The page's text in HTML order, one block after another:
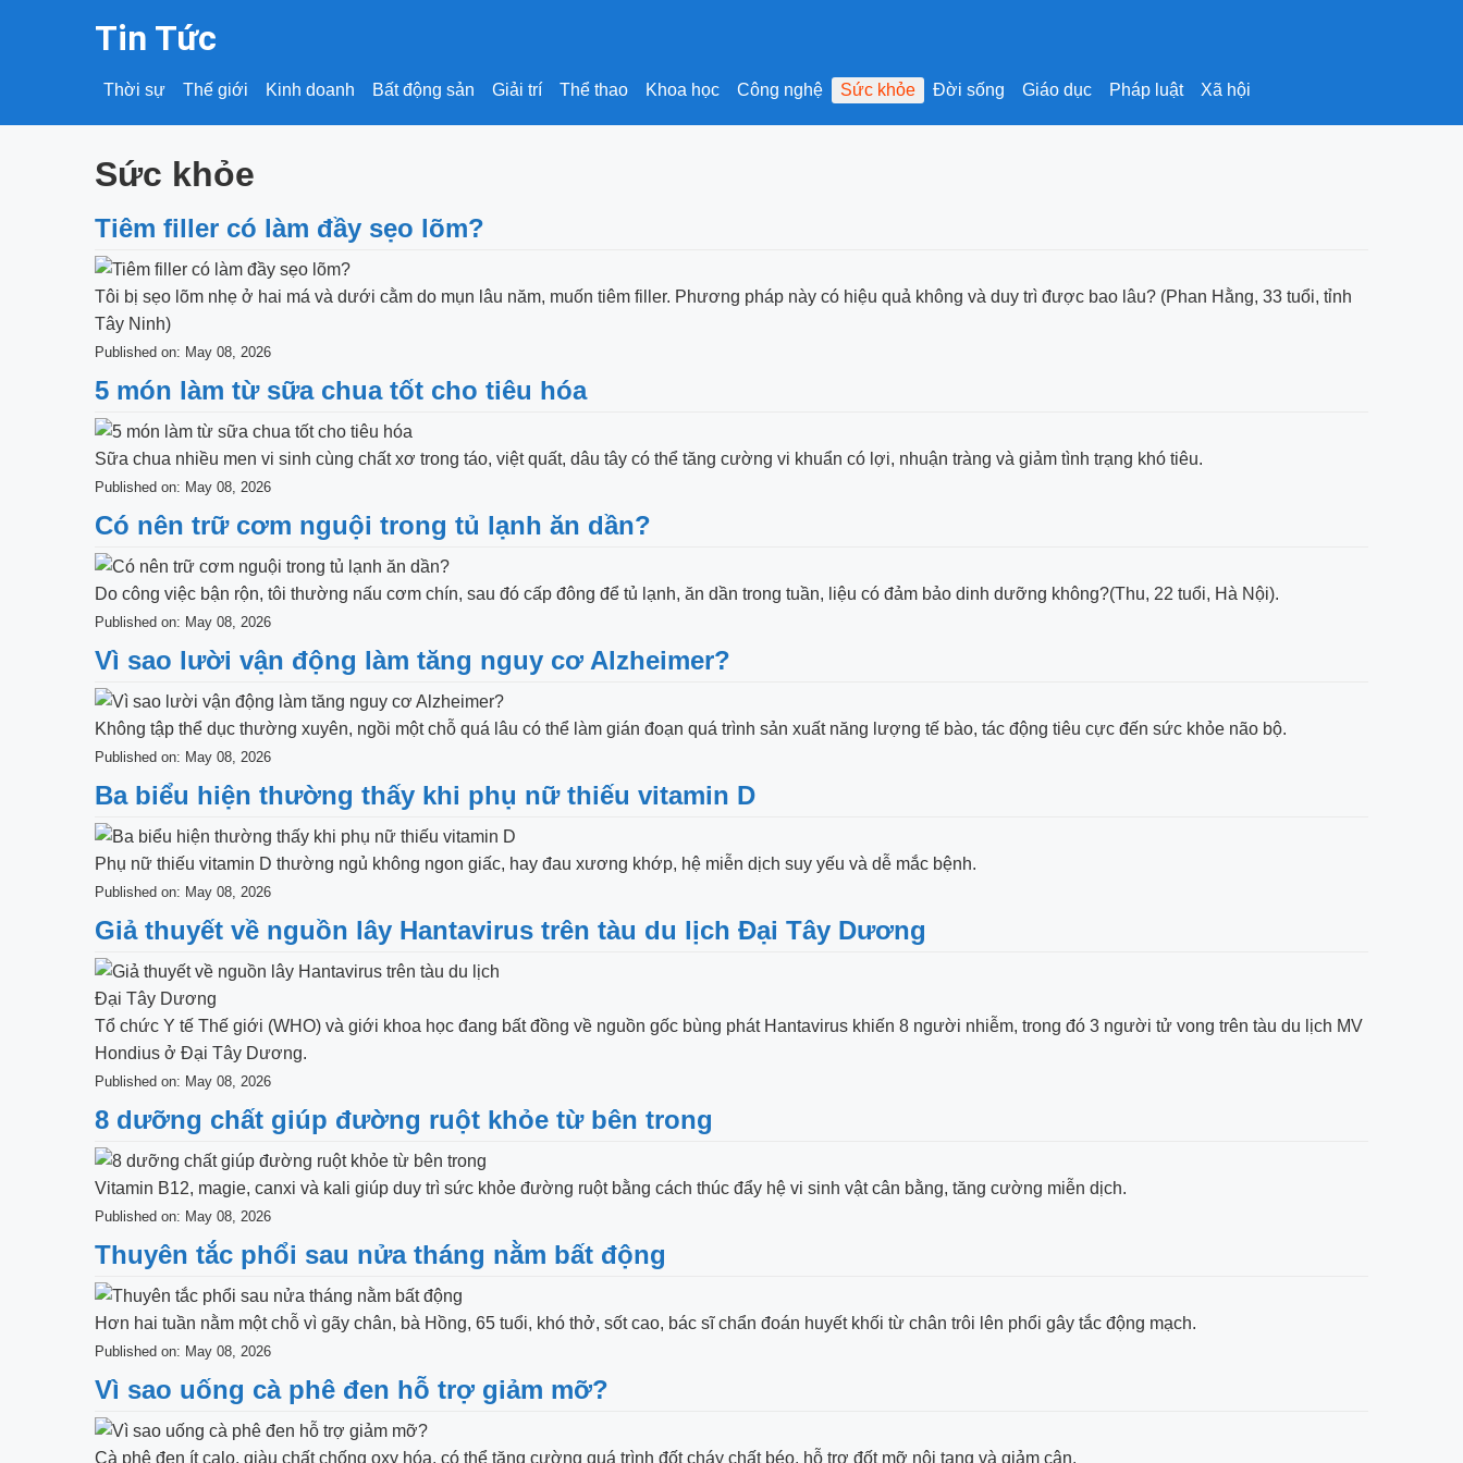
Tin Tức
Thời sự Thế giới Kinh doanh Bất động sản Giải trí Thể thao Khoa học Công nghệ Sức khỏe Đời sống Giáo dục Pháp luật Xã hội
Sức khỏe
Tiêm filler có làm đầy sẹo lõm?
Tôi bị sẹo lõm nhẹ ở hai má và dưới cằm do mụn lâu năm, muốn tiêm filler. Phương pháp này có hiệu quả không và duy trì được bao lâu? (Phan Hằng, 33 tuổi, tỉnh
Tây Ninh)
Published on: May 08, 2026
5 món làm từ sữa chua tốt cho tiêu hóa
Sữa chua nhiều men vi sinh cùng chất xơ trong táo, việt quất, dâu tây có thể tăng cường vi khuẩn có lợi, nhuận tràng và giảm tình trạng khó tiêu.
Published on: May 08, 2026
Có nên trữ cơm nguội trong tủ lạnh ăn dần?
Do công việc bận rộn, tôi thường nấu cơm chín, sau đó cấp đông để tủ lạnh, ăn dần trong tuần, liệu có đảm bảo dinh dưỡng không?(Thu, 22 tuổi, Hà Nội).
Published on: May 08, 2026
Vì sao lười vận động làm tăng nguy cơ Alzheimer?
Không tập thể dục thường xuyên, ngồi một chỗ quá lâu có thể làm gián đoạn quá trình sản xuất năng lượng tế bào, tác động tiêu cực đến sức khỏe não bộ.
Published on: May 08, 2026
Ba biểu hiện thường thấy khi phụ nữ thiếu vitamin D
Phụ nữ thiếu vitamin D thường ngủ không ngon giấc, hay đau xương khớp, hệ miễn dịch suy yếu và dễ mắc bệnh.
Published on: May 08, 2026
Giả thuyết về nguồn lây Hantavirus trên tàu du lịch Đại Tây Dương
Tổ chức Y tế Thế giới (WHO) và giới khoa học đang bất đồng về nguồn gốc bùng phát Hantavirus khiến 8 người nhiễm, trong đó 3 người tử vong trên tàu du lịch MV
Hondius ở Đại Tây Dương.
Published on: May 08, 2026
8 dưỡng chất giúp đường ruột khỏe từ bên trong
Vitamin B12, magie, canxi và kali giúp duy trì sức khỏe đường ruột bằng cách thúc đẩy hệ vi sinh vật cân bằng, tăng cường miễn dịch.
Published on: May 08, 2026
Thuyên tắc phổi sau nửa tháng nằm bất động
Hơn hai tuần nằm một chỗ vì gãy chân, bà Hồng, 65 tuổi, khó thở, sốt cao, bác sĩ chẩn đoán huyết khối từ chân trôi lên phổi gây tắc động mạch.
Published on: May 08, 2026
Vì sao uống cà phê đen hỗ trợ giảm mỡ?
Cà phê đen ít calo, giàu chất chống oxy hóa, có thể tăng cường quá trình đốt cháy chất béo, hỗ trợ đốt mỡ nội tạng và giảm cân.